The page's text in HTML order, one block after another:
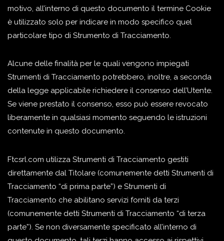
motivo, all’interno di questo documento il termine Cookie
è utilizzato solo per indicare in modo specifico quel
particolare tipo di Strumento di Tracciamento.
Alcune delle finalità per le quali vengono impiegati
Strumenti di Tracciamento potrebbero, inoltre, a seconda
della legge applicabile richiedere il consenso dell’Utente.
Se viene prestato il consenso, esso può essere revocato
liberamente in qualsiasi momento seguendo le istruzioni
contenute in questo documento.
Ftcsrl.com utilizza Strumenti di Tracciamento gestiti
direttamente dal Titolare (comunemente detti Strumenti di
Tracciamento “di prima parte”) e Strumenti di
Tracciamento che abilitano servizi forniti da terzi
(comunemente detti Strumenti di Tracciamento “di terza
parte”). Se non diversamente specificato all’interno di